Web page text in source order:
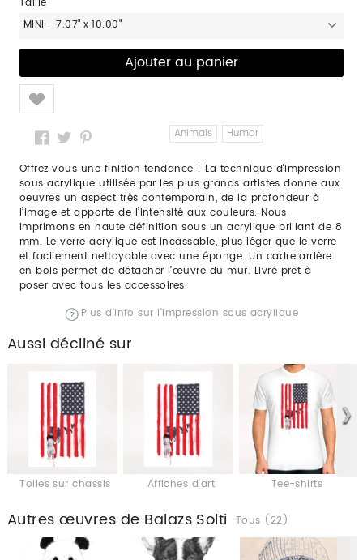
Taille
MINI - 7.07" x 10.00"
Like
Animals Humor
Offrez vous une finition tendance ! La technique d’impression
sous acrylique utilisée par les plus grands artistes donne aux
oeuvres un aspect très contemporain, de la profondeur à
l’image et apporte de l’intensité aux couleurs. Nous
imprimons en haute définition sous un acrylique brillant de 8
mm. Le verre acrylique est incassable, plus léger que le verre
et facilement nettoyable avec une éponge. Un cadre arrière
en bois permet de détacher l’œuvre du mur. Livré prêt à
poser avec tous les accessoires.
Plus d'info sur l'impression sous acrylique
Aussi décliné sur
Toiles sur chassis Affiches d'art Tee-shirts
Autres œuvres de Balazs Solti Tous (22)